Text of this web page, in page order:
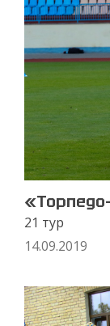
21 тур
14.09.2019